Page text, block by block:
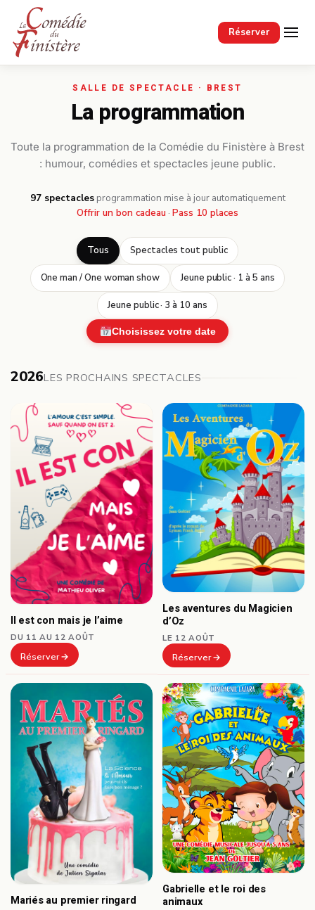
Réserver
Passer au contenu principal
La programmation
Toute la programmation de la Comédie du Finistère à Brest
: humour, comédies et spectacles jeune public.
97 spectacles· programmation mise à jour automatiquement
Offrir un bon cadeau · Pass 10 places
Tous Spectacles tout public
One man / One woman show Jeune public · 1 à 5 ans
Jeune public · 3 à 10 ans
Choisissez votre date
2026LES PROCHAINS SPECTACLES
Il est con mais je l’aime
DU 11 AU 12 AOÛT
Réserver
Les aventures du Magicien
d’Oz
LE 12 AOÛT
Réserver
Mariés au premier ringard
Gabrielle et le roi des
animaux